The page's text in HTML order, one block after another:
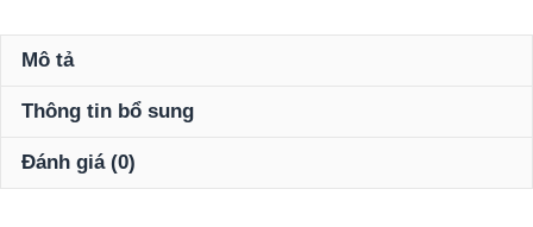
IPS
Mô tả
Thông tin bổ sung
Đánh giá (0)